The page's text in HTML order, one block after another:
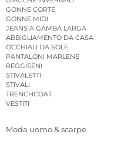
GONNE CORTE
GONNE MIDI
JEANS A GAMBA LARGA
ABBIGLIAMENTO DA CASA
OCCHIALI DA SOLE
PANTALONI MARLENE
REGGISENI
STIVALETTI
STIVALI
TRENCHCOAT
VESTITI
Moda uomo & scarpe